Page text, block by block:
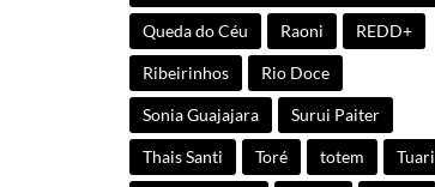
Queda do Céu Raoni REDD+
Ribeirinhos Rio Doce
Sonia Guajajara Surui Paiter
Thais Santi Toré totem Tuari